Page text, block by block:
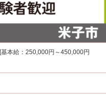
基本給：250,000円～450,000円